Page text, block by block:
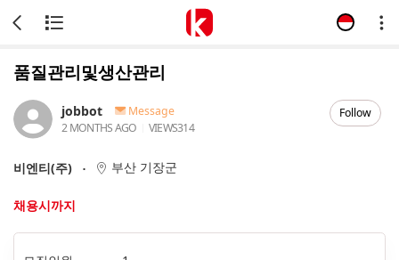
품질관리및생산관리
jobbot
Message
2 MONTHS AGO
VIEWS314
Follow
비엔티(주) 부산 기장군
채용시까지